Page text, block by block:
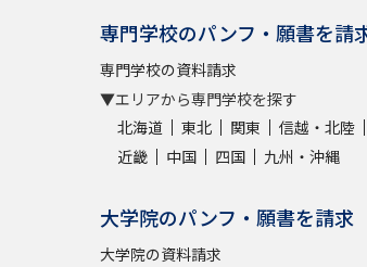
専門学校のパンフ・願書を請
専門学校の資料請求
▼エリアから専門学校を探す
北海道
東北 関東 信越・北陸
近畿
中国 四国 九州・沖縄
大学院のパンフ・願書を請求
大学院の資料請求